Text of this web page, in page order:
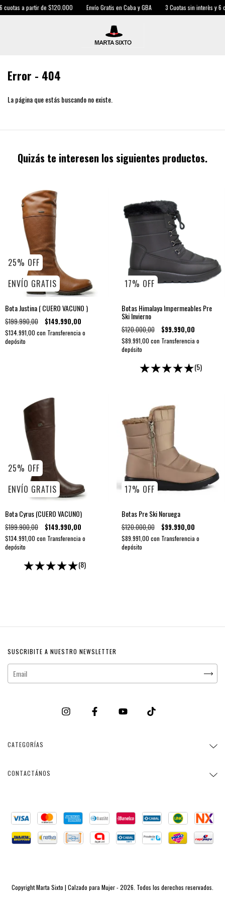
a partir de $120.000 Envío Gratis en Caba y GBA 3 Cuotas sin interès y 6
Error - 404
La página que estás buscando no existe.
Quizás te interesen los siguientes productos.
25% OFF
ENVÍO GRATIS
Bota Justina ( CUERO VACUNO )
$199.990,00 $149.990,00
$134.991,00 con Transferencia o
depósito
17% OFF
Botas Himalaya Impermeables Pre
Ski Invierno
$120.000,00 $99.990,00
$89.991,00 con Transferencia o
depósito
(5)
25% OFF
ENVÍO GRATIS
Bota Cyrus (CUERO VACUNO)
$199.900,00 $149.990,00
$134.991,00 con Transferencia o
depósito
(8)
17% OFF
Botas Pre Ski Noruega
$120.000,00 $99.990,00
$89.991,00 con Transferencia o
depósito
SUSCRIBITE A NUESTRO NEWSLETTER
CATEGORÍAS
CONTACTÁNOS
Copyright Marta Sixto | Calzado para Mujer - 2026. Todos los derechos reservados.